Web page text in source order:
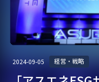
2024-09-05 経営・戦略